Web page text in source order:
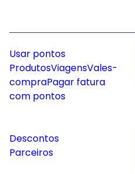
Usar pontos
ProdutosViagensVales-
compraPagar fatura
com pontos
Descontos
Parceiros